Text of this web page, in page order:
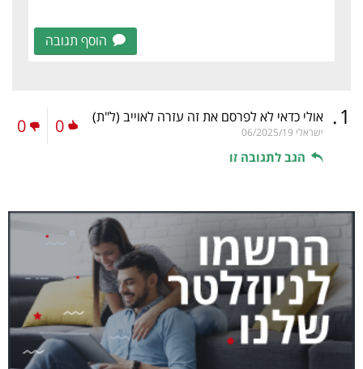
הוסף תגובה
1
. אולי כדאי לא לפרסם את זה עזרה לאוייב (ל"ת)
ישראלי 06/2025/19
הגב לתגובה זו
0
0